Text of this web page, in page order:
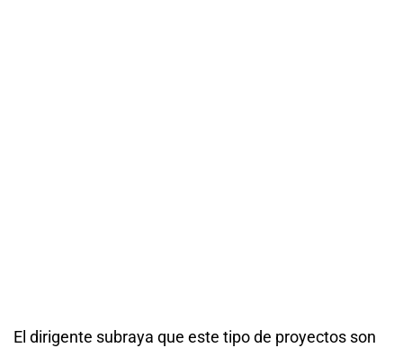
El dirigente subraya que este tipo de proyectos son